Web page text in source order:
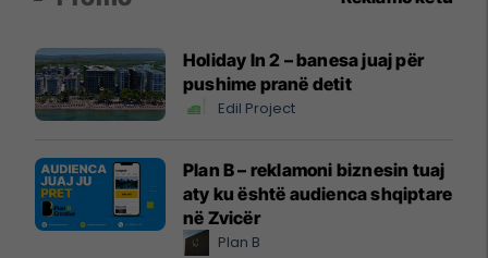
Holiday In 2 – banesa juaj për
pushime pranë detit
Edil Project
Plan B – reklamoni biznesin tuaj
aty ku është audienca shqiptare
në Zvicër
Plan B